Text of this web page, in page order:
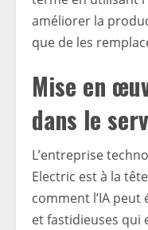
améliorer la
que de les
Mise en
dans le
L’entreprise
Electric est à la
comment l’IA
et fastidieuses qui